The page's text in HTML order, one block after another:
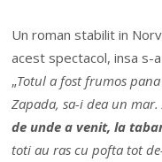
Un roman stabilit in
acest spectacol, insa s-
„Totul a fost frumos
Zapada, sa-i dea un mar.
de unde a venit, la
toti au ras cu pofta tot